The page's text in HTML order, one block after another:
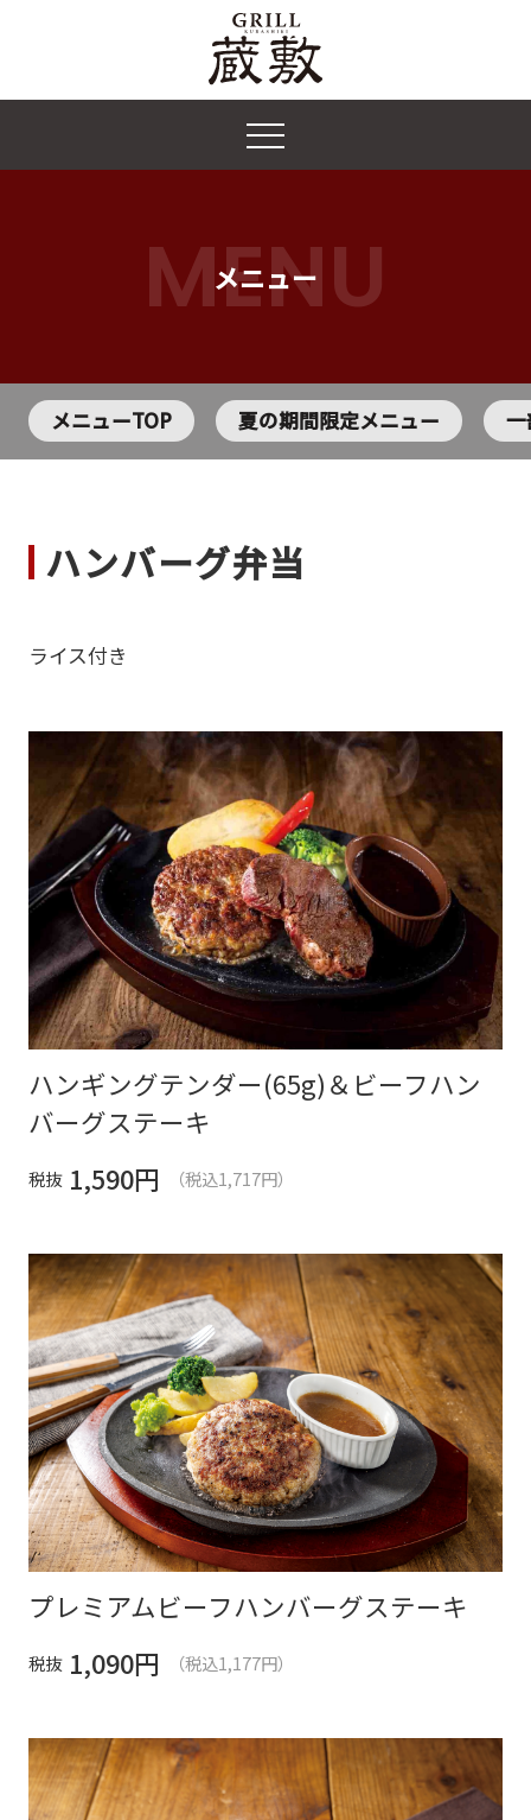
MENU
メニュー
メニューTOP 夏の期間限定メニュー
ハンバーグ弁当
ライス付き
ハンギングテンダー(65g)＆ビーフハン
バーグステーキ
税抜 1,590円 （税込1,717円）
プレミアムビーフハンバーグステーキ
税抜 1,090円 （税込1,177円）